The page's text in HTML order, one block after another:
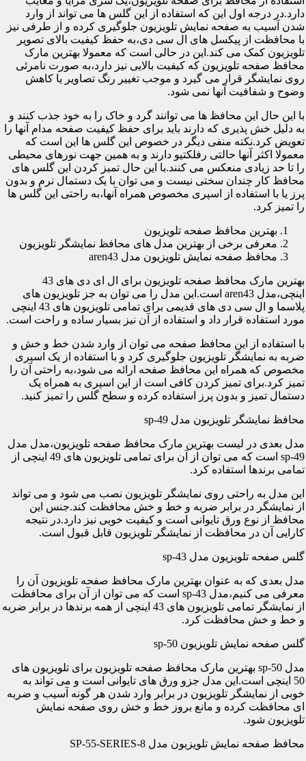
دارد.در درجه اول این که استفاده از این گلس ها می تواند از وارد
شدن آسیب به صفحه نمایش تلویزیون جلوگیری کرده و از طرفی نیز
با محافظت از پیکسل های ال سی دی،به حفظ کیفیت بالای تصویر
تلویزیون کمک می کند.این در حالی است که معمولا بهترین مارک
محافظ صفحه تلویزیون که کیفیت بالایی نیز دارد،به صورت نامرئی
روی نمایشگر قرار می گیرد و موجب تغییر رنگ تصاویر یا کاهش
وضوح و شفافیت آنها نمی شود.
با این حال این محافظ ها می توانند گرد و خاک را به خود جذب کنند و
به دلیل خش پذیری که دارند باید برای حفظ کیفیت صفحه مدام آنها را
تعویض کرد.نکته منفی دیگر در خصوص این گلس ها این است که
معمولا اکثر آنها حالتی رفلکتیو دارند و به همین جهت نورهای محیطی
را تا حد زیادی منعکس می کنند.با این حال تمیز کردن این گلس های
محافظ کار چندان سختی نیست و می توان با یک دستمال نرم و بدون
پرز یا با استفاده از اسپری مخصوص همراه آنها،به راحتی این گلس ها
را تمیز کرد.
بهترین محافظ صفحه تلویزیون
معرفی برخی از بهترین مدل های محافظ نمایشگر تلویزیون
محافظ صفحه نمایش تلویزیون مدل aren43
بهترین مارک محافظ صفحه تلویزیون برای ال ای دی های 43
اینچی،مدل aren43 است.این مدل را می توان به جز تلویزیون های
پلاسما و ال سی دی های قدیمی برای تمامی تلویزیون های 43 اینچی
مورد استفاده قرار داد و استفاده از آن نیز بسیار ساده و راحت است.
با استفاده از این محافظ صفحه می توان از وارد شدن خط و خش و
ضربه به نمایشگر تلویزیون جلوگیری کرد و با استفاده از یک اسپری
مخصوص که همراه این محافظ صفحه ارائه می شود،به راحتی آن را
تمیز کرد.برای تمیز کردن کافی است از این اسپری به همراه یک
دستمال تمیز و بدون پرز استفاده کرده و سطح گلس را تمیز کنید.
محافظ نمایشگر تلویزیون مدل sp-49
مدل بعدی در لیست بهترین مارک محافظ صفحه تلویزیون،مدل مدل
sp-49 است که می توان از آن برای تمامی تلویزیون های 49 اینچی از
تمامی برندها استفاده کرد.
این مدل به راحتی روی نمایشگر تلویزیون نصب می شود و می تواند
از نمایشگر در برابر ضربه و خط و خش محافظت کند.جنس این
محافظ از نوع ورق تایوانی است و کیفیت خوبی نیز دارد.در نتیجه
کارایی آن در محافظت از نمایشگر تلویزیون قابل قبول است.
گلس صفحه تلویزیون مدل sp-43
مدل بعدی که به عنوان بهترین مارک محافظ صفحه تلویزیون آن را
معرفی می کنیم،مدل sp-43 است که می توان از آن برای محافظت
از نمایشگر تمامی تلویزیون های 43 اینچی از همه برندها در برابر ضربه
و خط و خش محافظت کرد.
گلس صفحه نمایش تلویزیون sp-50
مدل sp-50 بهترین مارک محافظ صفحه تلویزیون برای تلویزیون های
50 اینچی است.این مدل جزو ورق های تایوانی است و می تواند به
خوبی از نمایشگر تلویزیون در برابر وارد شدن هر گونه آسیب و ضربه
ای محافظت کرده و مانع بروز خط و خش روی صفحه نمایش
تلویزیون شود.
محافظ صفحه نمایش تلویزیون مدل SP-55-SERIES-8